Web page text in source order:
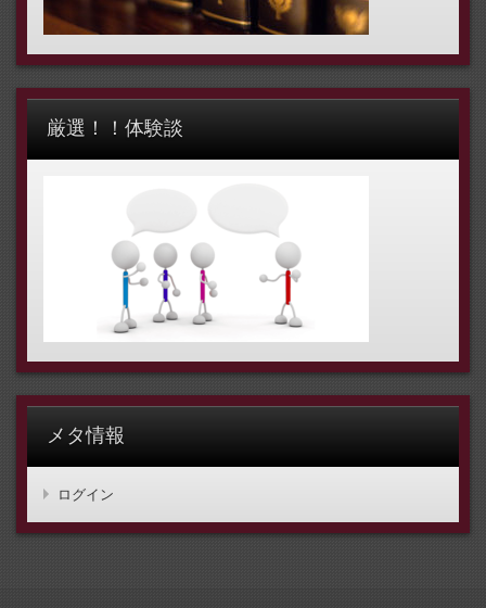
厳選！！体験談
メタ情報
ログイン